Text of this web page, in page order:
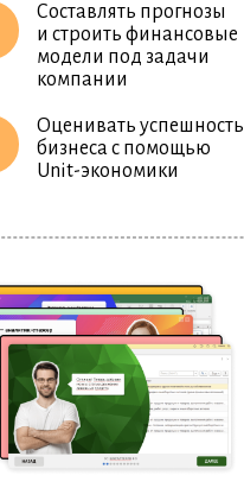
Составлять прогнозы
и строить финансовые
модели под задачи
компании
Оценивать успешность
бизнеса с помощью
Unit-экономики